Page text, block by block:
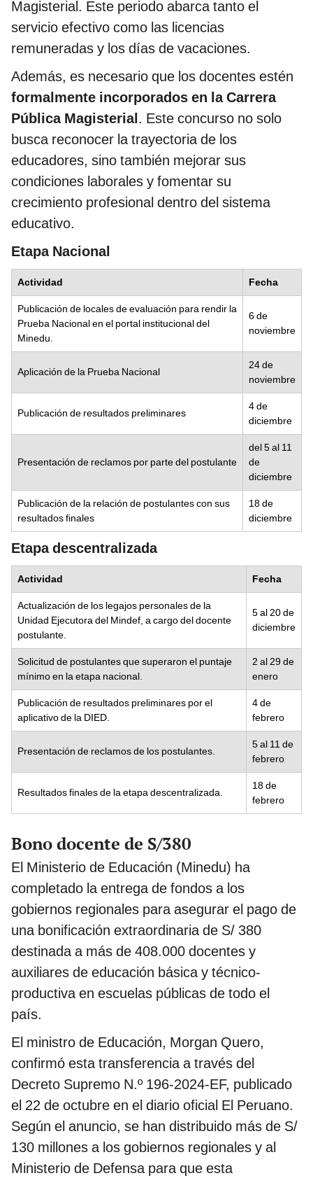
Magisterial. Este periodo abarca tanto el
servicio efectivo como las licencias
remuneradas y los días de vacaciones.
Además, es necesario que los docentes estén
formalmente incorporados en la Carrera
Pública Magisterial. Este concurso no solo
busca reconocer la trayectoria de los
educadores, sino también mejorar sus
condiciones laborales y fomentar su
crecimiento profesional dentro del sistema
educativo.
Etapa Nacional
Actividad Fecha
Publicación de locales de evaluación para rendir la
Prueba Nacional en el portal institucional del
Minedu.
6 de
noviembre
Aplicación de la Prueba Nacional
24 de
noviembre
Publicación de resultados preliminares
4 de
diciembre
Presentación de reclamos por parte del postulante
del 5 al 11
de
diciembre
Publicación de la relación de postulantes con sus
resultados finales
18 de
diciembre
Etapa descentralizada
Actividad Fecha
Actualización de los legajos personales de la
Unidad Ejecutora del Mindef, a cargo del docente
postulante.
5 al 20 de
diciembre
Solicitud de postulantes que superaron el puntaje
mínimo en la etapa nacional.
2 al 29 de
enero
Publicación de resultados preliminares por el
aplicativo de la DIED.
4 de
febrero
Presentación de reclamos de los postulantes.
5 al 11 de
febrero
Resultados finales de la etapa descentralizada.
18 de
febrero
Bono docente de S/380
El Ministerio de Educación (Minedu) ha
completado la entrega de fondos a los
gobiernos regionales para asegurar el pago de
una bonificación extraordinaria de S/ 380
destinada a más de 408.000 docentes y
auxiliares de educación básica y técnico-
productiva en escuelas públicas de todo el
país.
El ministro de Educación, Morgan Quero,
confirmó esta transferencia a través del
Decreto Supremo N.º 196-2024-EF, publicado
el 22 de octubre en el diario oficial El Peruano.
Según el anuncio, se han distribuido más de S/
130 millones a los gobiernos regionales y al
Ministerio de Defensa para que esta